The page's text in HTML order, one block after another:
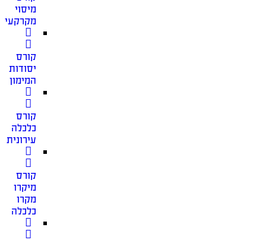
מיסוי
מקרקעין
קורס
יסודות
המימון
קורס
כלכלה
עירונית
קורס
מיקרו
מקרו
כלכלה